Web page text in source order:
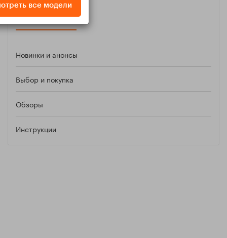
КАТЕГОРИИ
Новинки и анонсы
Выбор и покупка
Обзоры
Инструкции
все модели